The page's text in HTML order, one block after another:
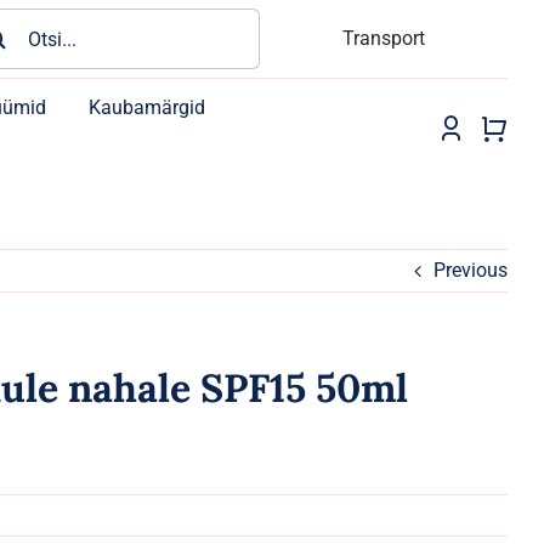
Transport
Kaubamärgid
Previous
nahale SPF15 50ml